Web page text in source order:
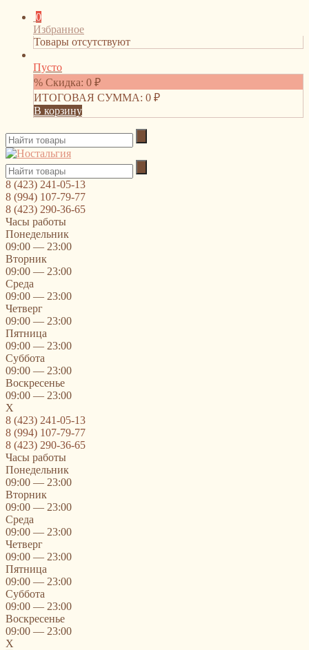
0
Избранное
Товары отсутствуют
Пусто
% Скидка: 0 ₽
ИТОГОВАЯ СУММА: 0 ₽
В корзину
8 (423) 241-05-13
8 (994) 107-79-77
8 (423) 290-36-65
Часы работы
Понедельник
09:00 — 23:00
Вторник
09:00 — 23:00
Среда
09:00 — 23:00
Четверг
09:00 — 23:00
Пятница
09:00 — 23:00
Суббота
09:00 — 23:00
Воскресенье
09:00 — 23:00
X
8 (423) 241-05-13
8 (994) 107-79-77
8 (423) 290-36-65
Часы работы
Понедельник
09:00 — 23:00
Вторник
09:00 — 23:00
Среда
09:00 — 23:00
Четверг
09:00 — 23:00
Пятница
09:00 — 23:00
Суббота
09:00 — 23:00
Воскресенье
09:00 — 23:00
X